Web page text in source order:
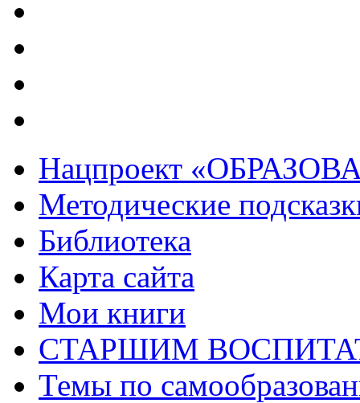
Нацпроект
Методические
Библиотека
Карта сайта
Мои книги
СТАРШИМ
Темы по